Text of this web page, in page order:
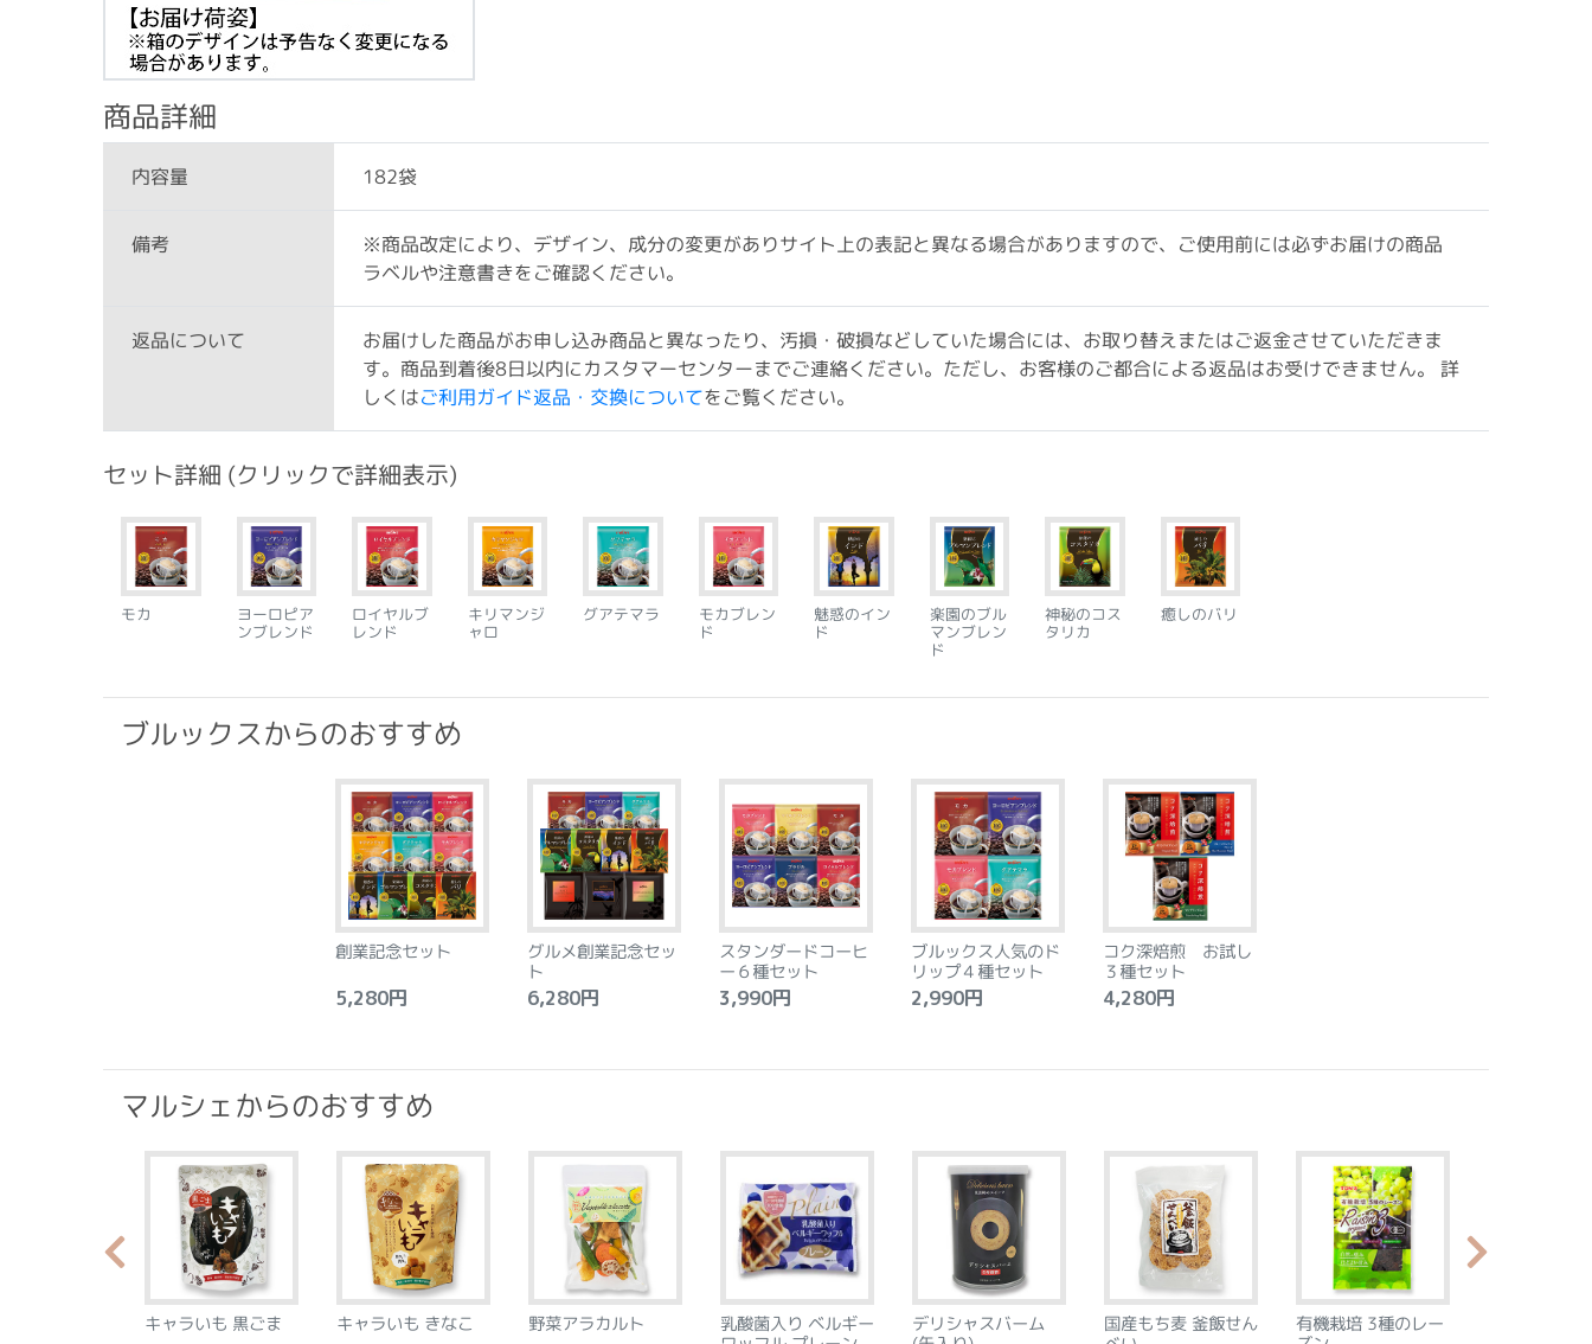
商品詳細
内容量 182袋
備考 ※商品改定により、デザイン、成分の変更がありサイト上の表記と異なる場合がありますので、ご使用前には必ずお届けの商品
ラベルや注意書きをご確認ください。
返品について お届けした商品がお申し込み商品と異なったり、汚損・破損などしていた場合には、お取り替えまたはご返金させていただきま
す。商品到着後8日以内にカスタマーセンターまでご連絡ください。ただし、お客様のご都合による返品はお受けできません。 詳
しくはご利用ガイド返品・交換についてをご覧ください。
セット詳細 (クリックで詳細表示)
モカ
ヨーロピア
ンブレンド
ロイヤルブ
レンド
キリマンジ
ャロ
グアテマラ モカブレン
ド
魅惑のイン
ド
楽園のブル
マンブレン
ド
神秘のコス
タリカ
癒しのバリ
ブルックスからのおすすめ
創業記念セット
5,280円
グルメ創業記念セッ
ト
6,280円
スタンダードコーヒ
ー６種セット
3,990円
ブルックス人気のド
リップ４種セット
2,990円
コク深焙煎 お試し
３種セット
4,280円
マルシェからのおすすめ
キャラいも 黒ごま キャラいも きなこ 野菜アラカルト 乳酸菌入り ベルギー デリシャスバーム 国産もち麦 釜飯せん 有機栽培 3種のレー